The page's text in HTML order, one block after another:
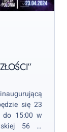
się 23
do 15:00 w
56 w